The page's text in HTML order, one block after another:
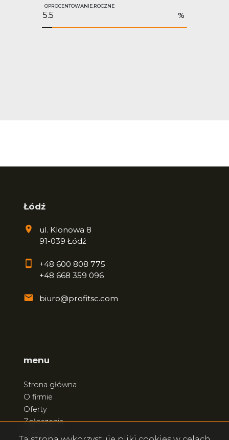
OPROCENTOWANIE.ROCZNE
%
Łódź
ul. Klonowa 8
91-039 Łódź
+48 600 808 775
+48 668 359 096
biuro@profitsc.com
menu
Strona główna
O firmie
Oferty
Zgłoszenia